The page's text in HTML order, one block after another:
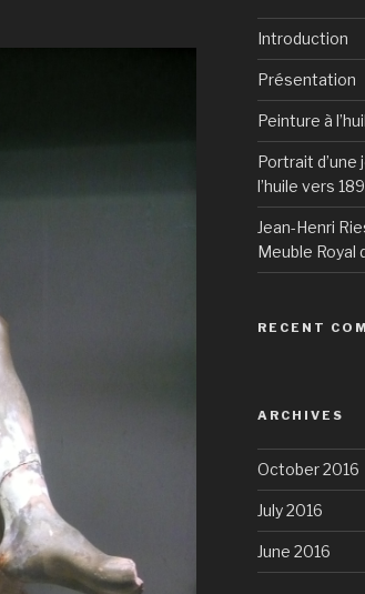
Introduction
Présentation
Peinture à
Portrait
l’huile vers
Jean-Henri
Meuble Royal
RECENT
ARCHIVES
October 2016
July 2016
June 2016